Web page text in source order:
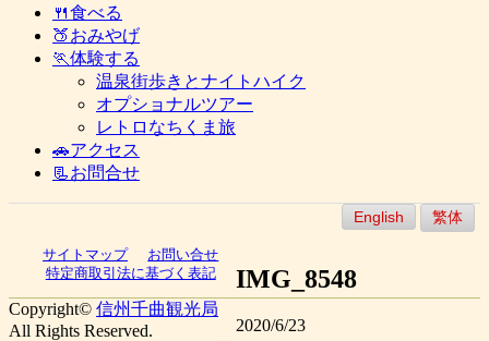
🍴食べる
🍑おみやげ
🏃体験する
温泉街歩きとナイトハイク
オプショナルツアー
レトロなちくま旅
🚗アクセス
📃お問合せ
English 繁体
IMG_8548
2020/6/23
サイトマップ
お問い合せ
特定商取引法に基づく表記
Copyright© 信州千曲観光局
All Rights Reserved.